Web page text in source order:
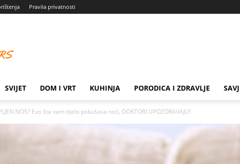
Pravila privatnosti
SVIJET DOM I VRT KUHINJA PORODICA I ZDRAVLJE
NOS? Evo šta vam tijelo pokušava reći, DOKTORI UPOZORAVAJU!